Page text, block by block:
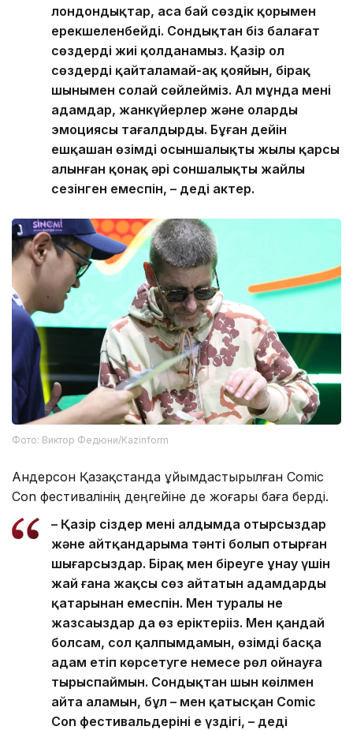
лондондықтар, аса бай сөздік қорымен
ерекшеленбейді. Сондықтан біз балағат
сөздерді жиі қолданамыз. Қазір ол
сөздерді қайталамай-ақ қояйын, бірақ
шынымен солай сөйлейміз. Ал мұнда мені
адамдар, жанкүйерлер және олардың
эмоциясы таңғалдырды. Бұған дейін
ешқашан өзімді осыншалықты жылы қарсы
алынған қонақ әрі соншалықты жайлы
сезінген емеспін, – деді актер.
Фото: Виктор Федюни/Kazinform
Андерсон Қазақстанда ұйымдастырылған Comic
Con фестивалінің деңгейіне де жоғары баға берді.
– Қазір сіздер менің алдымда отырсыздар
және айтқандарыма тәнті болып отырған
шығарсыздар. Бірақ мен біреуге ұнау үшін
жай ғана жақсы сөз айтатын адамдардың
қатарынан емеспін. Мен туралы не
жазсаңыздар да өз еріктеріңіз. Мен қандай
болсам, сол қалпымдамын, өзімді басқа
адам етіп көрсетуге немесе рөл ойнауға
тырыспаймын. Сондықтан шын көңілмен
айта аламын, бұл – мен қатысқан Comic
Con фестивальдерінің ең үздігі, – деді